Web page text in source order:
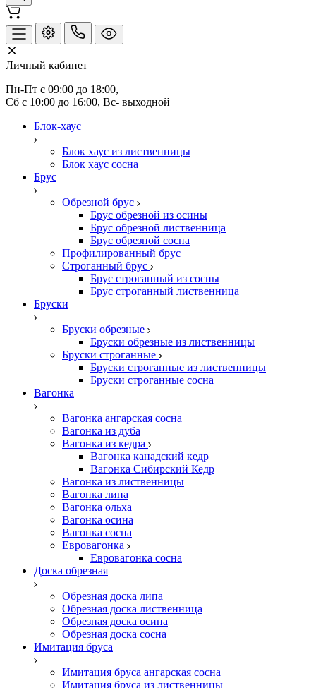
Личный кабинет
Пн-Пт с 09:00 до 18:00,
Сб с 10:00 до 16:00, Вс- выходной
Блок-хаус
Блок хаус из лиственницы
Блок хаус сосна
Брус
Обрезной брус
Брус обрезной из осины
Брус обрезной лиственница
Брус обрезной сосна
Профилированный брус
Строганный брус
Брус строганный из сосны
Брус строганный лиственница
Бруски
Бруски обрезные
Бруски обрезные из лиственницы
Бруски строганные
Бруски строганные из лиственницы
Бруски строганные сосна
Вагонка
Вагонка ангарская сосна
Вагонка из дуба
Вагонка из кедра
Вагонка канадский кедр
Вагонка Сибирский Кедр
Вагонка из лиственницы
Вагонка липа
Вагонка ольха
Вагонка осина
Вагонка сосна
Евровагонка
Евровагонка сосна
Доска обрезная
Обрезная доска липа
Обрезная доска лиственница
Обрезная доска осина
Обрезная доска сосна
Имитация бруса
Имитация бруса ангарская сосна
Имитация бруса из лиственницы